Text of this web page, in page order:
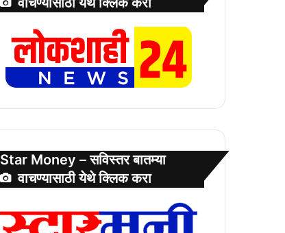
Star Money – सविस्तर बातम्या
वाचण्यासाठी येथे क्लिक करा